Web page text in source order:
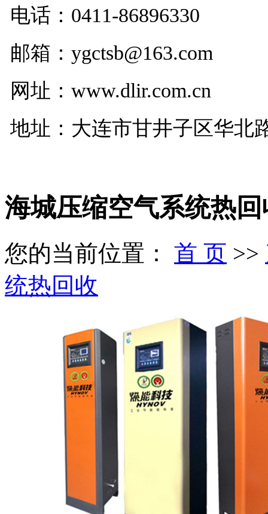
电话： 0411-86896330
邮箱：ygctsb@163.com
网址：www.dlir.com.cn
地址：大连市甘井子区华北
海城压缩空气系统热回
您的当前位置： 首 页 >>
统热回收